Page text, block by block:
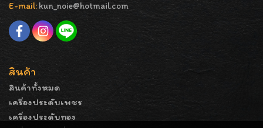
E-mail: kun_noie@hotmail.com
สินค้า
สินค้าทั้งหมด
เครื่องประดับเพชร
เครื่องประดับทอง